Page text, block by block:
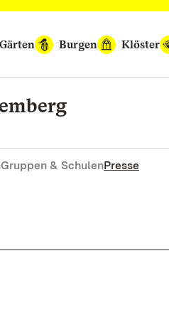
Gärten Burgen Klöster
Gruppen & SchulenPresse